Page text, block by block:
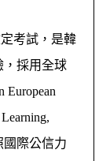
考試，是韓
，採用全球
國際公信力